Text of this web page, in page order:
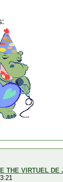
THE VIRTUEL DE